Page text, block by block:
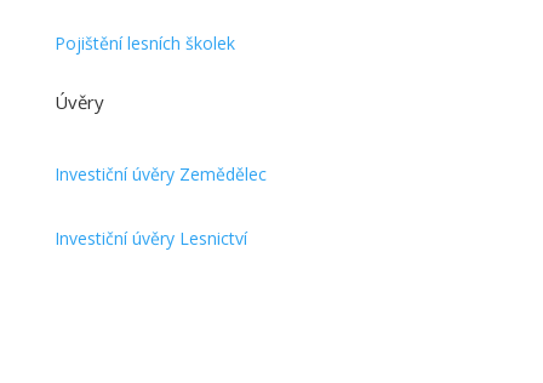
Pojištění lesních školek
Úvěry
Investiční úvěry Zemědělec
Investiční úvěry Lesnictví